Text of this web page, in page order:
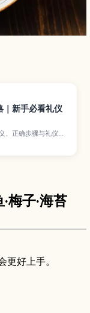
｜新手必看礼仪
、正确步骤与礼仪要
更从容地体验神社文
梅子·海苔
好上手。